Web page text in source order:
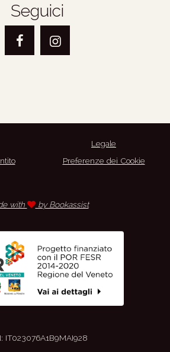
Seguici
FacebookInstagram
Legale
Preferenze dei Cookie
with by Bookassist
IT023076A1B9MAI928